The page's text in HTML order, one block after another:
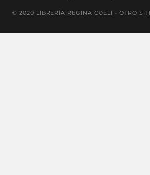
© 2020 LIBRERÍA REGINA COELI - OTRO